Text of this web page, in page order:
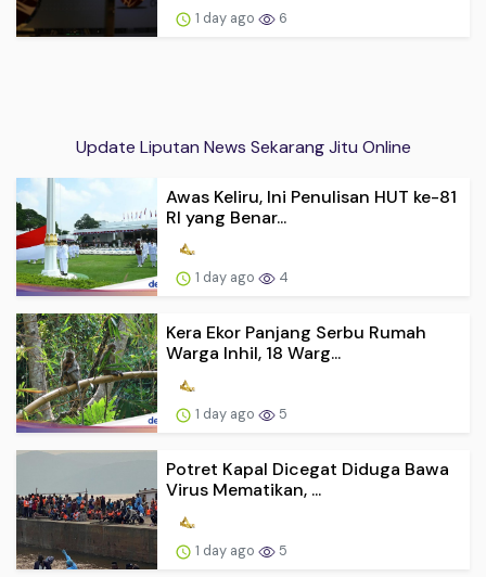
1 day ago 6
Update Liputan News Sekarang Jitu Online
Awas Keliru, Ini Penulisan HUT ke-81
RI yang Benar...
1 day ago 4
Kera Ekor Panjang Serbu Rumah
Warga Inhil, 18 Warg...
1 day ago 5
Potret Kapal Dicegat Diduga Bawa
Virus Mematikan, ...
1 day ago 5